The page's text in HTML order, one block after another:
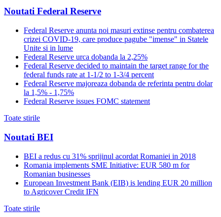
Noutati Federal Reserve
Federal Reserve anunta noi masuri extinse pentru combaterea
crizei COVID-19, care produce pagube "imense" in Statele
Unite si in lume
Federal Reserve urca dobanda la 2,25%
Federal Reserve decided to maintain the target range for the
federal funds rate at 1-1/2 to 1-3/4 percent
Federal Reserve majoreaza dobanda de referinta pentru dolar
la 1,5% - 1,75%
Federal Reserve issues FOMC statement
Toate stirile
Noutati BEI
BEI a redus cu 31% sprijinul acordat Romaniei in 2018
Romania implements SME Initiative: EUR 580 m for
Romanian businesses
European Investment Bank (EIB) is lending EUR 20 million
to Agricover Credit IFN
Toate stirile